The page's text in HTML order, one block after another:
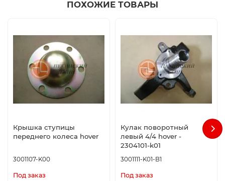
ПОХОЖИЕ ТОВАРЫ
Крышка ступицы
переднего колеса hover
3001107-K00
Под заказ
Кулак поворотный
левый 4/4 hover -
2304101-k01
3001111-K01-B1
Под заказ